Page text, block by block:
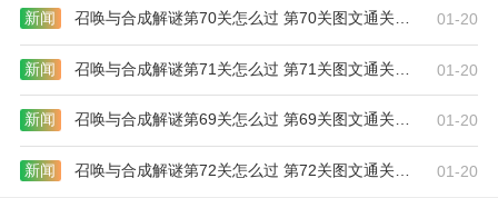
新闻 召唤与合成解谜第70关怎么过 第70关图文通关攻略 01-20
新闻 召唤与合成解谜第71关怎么过 第71关图文通关攻略 01-20
新闻 召唤与合成解谜第69关怎么过 第69关图文通关攻略 01-20
新闻 召唤与合成解谜第72关怎么过 第72关图文通关攻略 01-20